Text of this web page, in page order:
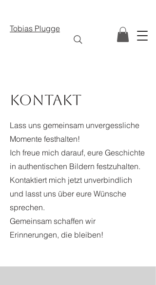
Tobias Plugge
Kontakt
Lass uns gemeinsam unvergessliche
Momente festhalten!
Ich freue mich darauf, eure Geschichte
in authentischen Bildern festzuhalten.
Kontaktiert mich jetzt unverbindlich
und lasst uns über eure Wünsche
sprechen.
Gemeinsam schaffen wir
Erinnerungen, die bleiben!